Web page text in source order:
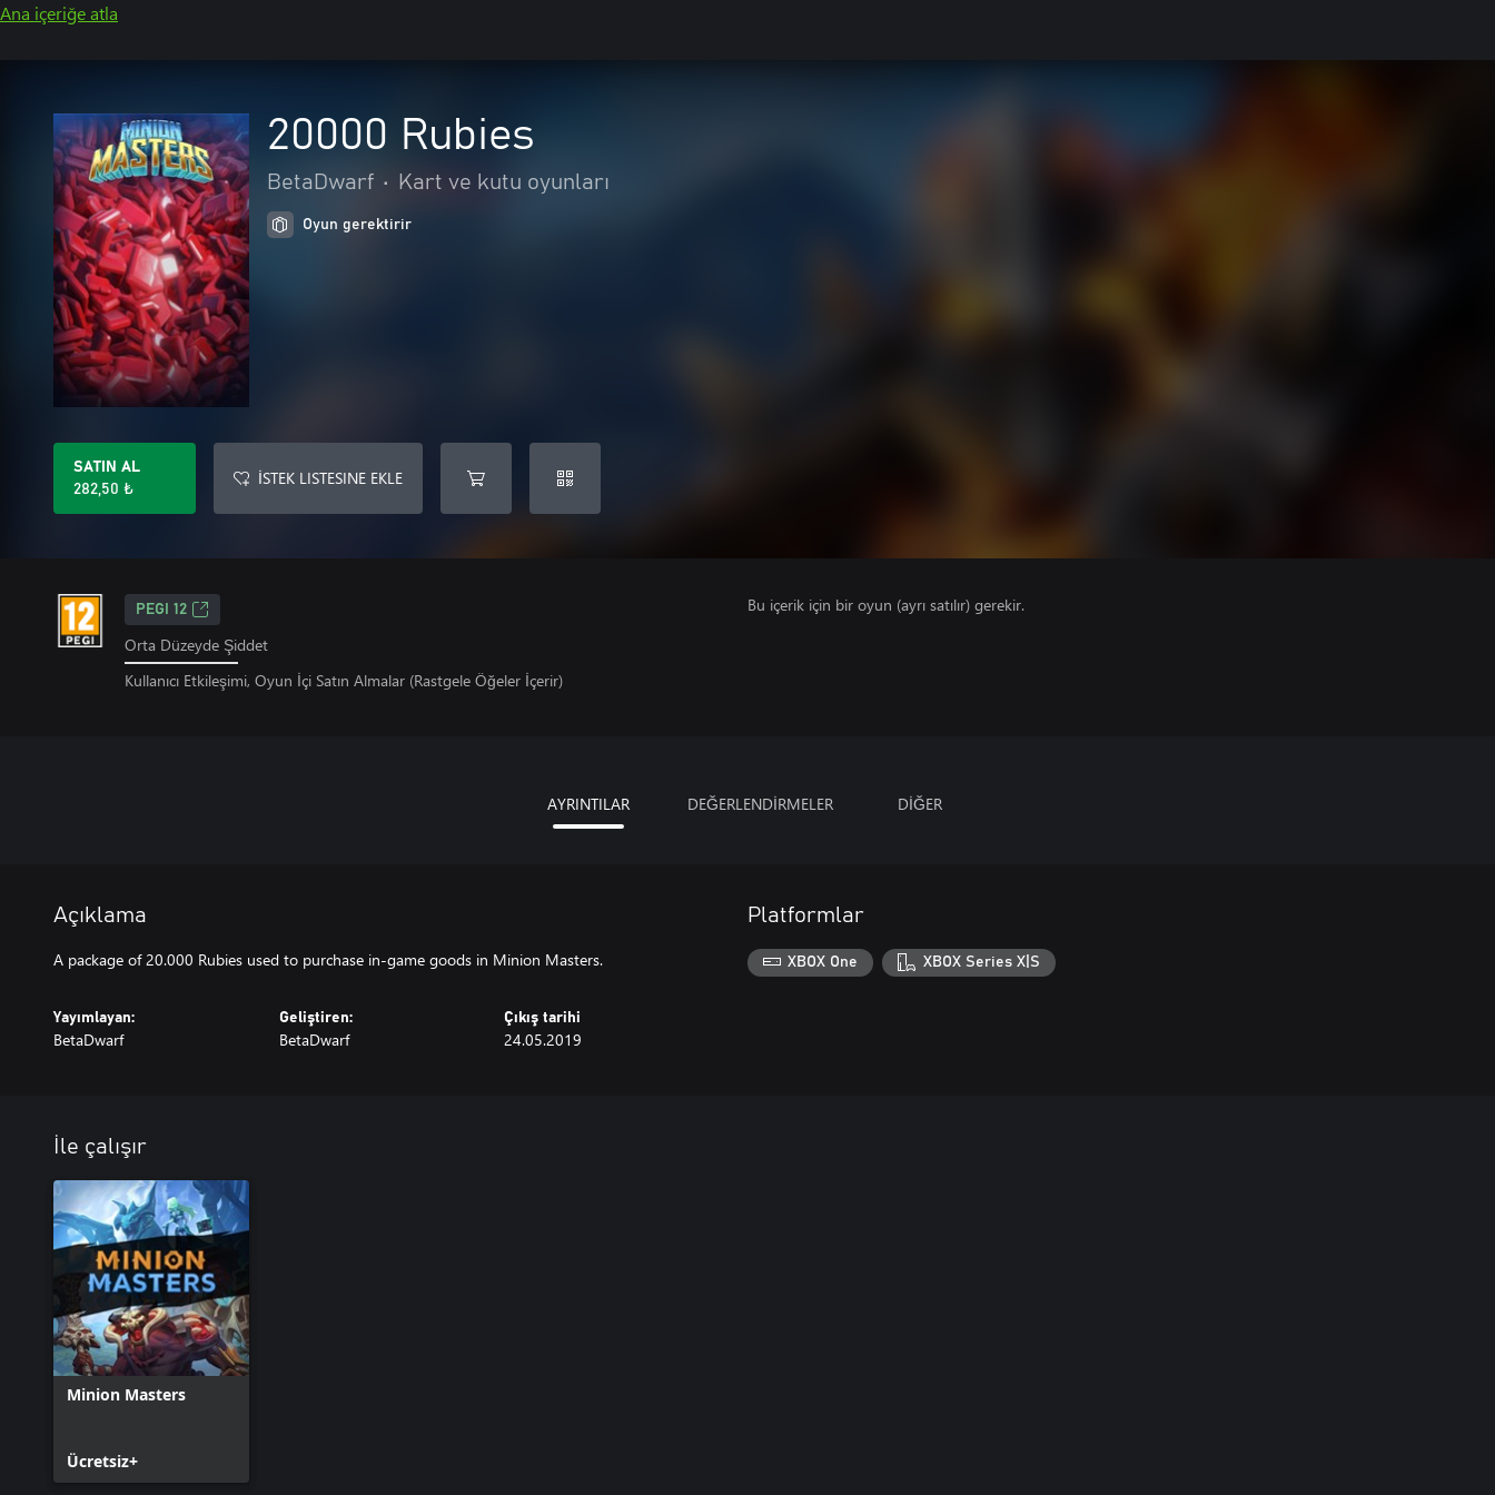
Ana içeriğe atla
20000 Rubies
BetaDwarf • Kart ve kutu oyunları
Oyun gerektirir
SATIN AL
282,50 ₺
İSTEK LISTESINE EKLE
PEGI 12
Orta Düzeyde Şiddet
Kullanıcı Etkileşimi, Oyun İçi Satın Almalar (Rastgele Öğeler İçerir)
Bu içerik için bir oyun (ayrı satılır) gerekir.
AYRINTILAR DEĞERLENDİRMELER DİĞER
Açıklama
A package of 20.000 Rubies used to purchase in-game goods in Minion Masters.
Yayımlayan:
BetaDwarf
Geliştiren:
BetaDwarf
Çıkış tarihi
24.05.2019
Platformlar
XBOX One XBOX Series X|S
İle çalışır
Minion Masters
Ücretsiz+